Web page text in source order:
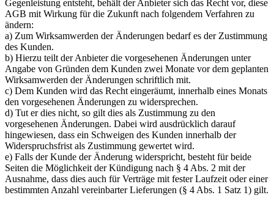
Gegenleistung entsteht, behält der Anbieter sich das Recht vor, diese
AGB mit Wirkung für die Zukunft nach folgendem Verfahren zu
ändern:
a) Zum Wirksamwerden der Änderungen bedarf es der Zustimmung
des Kunden.
b) Hierzu teilt der Anbieter die vorgesehenen Änderungen unter
Angabe von Gründen dem Kunden zwei Monate vor dem geplanten
Wirksamwerden der Änderungen schriftlich mit.
c) Dem Kunden wird das Recht eingeräumt, innerhalb eines Monats
den vorgesehenen Änderungen zu widersprechen.
d) Tut er dies nicht, so gilt dies als Zustimmung zu den
vorgesehenen Änderungen. Dabei wird ausdrücklich darauf
hingewiesen, dass ein Schweigen des Kunden innerhalb der
Widerspruchsfrist als Zustimmung gewertet wird.
e) Falls der Kunde der Änderung widerspricht, besteht für beide
Seiten die Möglichkeit der Kündigung nach § 4 Abs. 2 mit der
Ausnahme, dass dies auch für Verträge mit fester Laufzeit oder einer
bestimmten Anzahl vereinbarter Lieferungen (§ 4 Abs. 1 Satz 1) gilt.